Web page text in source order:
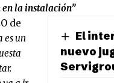
la instalación”
El
nuevo
de
es un